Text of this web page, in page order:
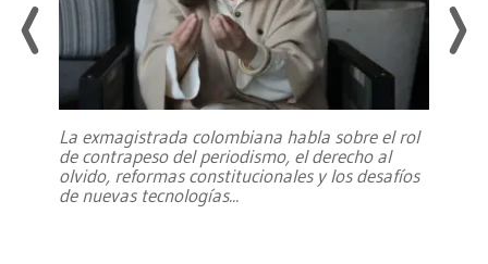
La exmagistrada colombiana habla sobre el rol
de contrapeso del periodismo, el derecho al
olvido, reformas constitucionales y los desafíos
de nuevas tecnologías...